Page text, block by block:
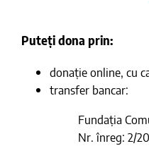
Puteți dona prin:
donație online, cu
transfer bancar:
Fundația
Nr. înreg: 2/